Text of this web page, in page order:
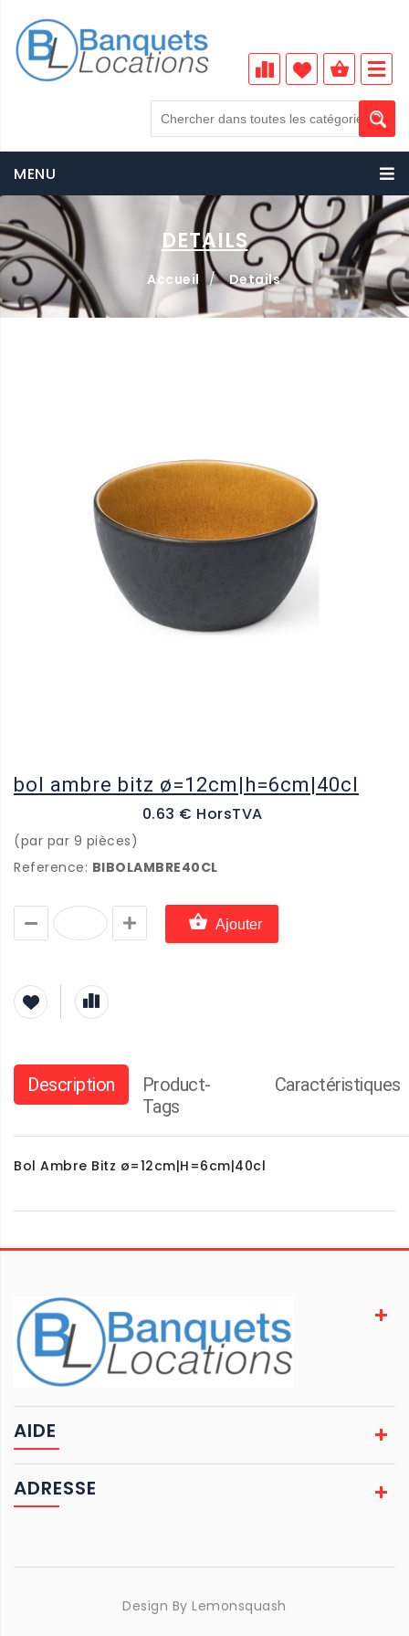
MENU
DETAILS
Accueil / Details
bol ambre bitz ø=12cm|h=6cm|40cl
0.63 € HorsTVA
(par par 9 pièces)
Reference: BIBOLAMBRE40CL
Ajouter
Description
Product-
Tags
Caractéristiques
Bol Ambre Bitz ø=12cm|H=6cm|40cl
AIDE
ADRESSE
Design ByLemonsquash